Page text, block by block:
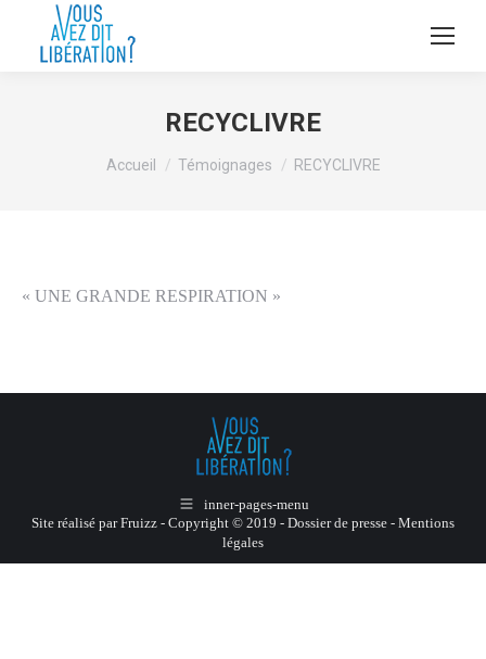
RECYCLIVRE
Accueil Témoignages RECYCLIVRE
« UNE GRANDE RESPIRATION »
inner-pages-menu
Site réalisé parFruizz - Copyright © 2019 - Dossier de presse - Mentions
légales